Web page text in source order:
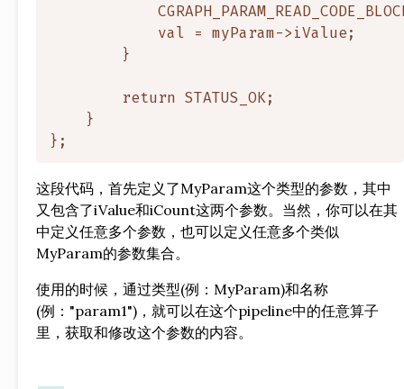
            val = myParam->iValue;
        }
        return STATUS_OK;
    }
这段代码，首先定义了MyParam这个类型的参数，其中
又包含了iValue和iCount这两个参数。当然，你可以在其
中定义任意多个参数，也可以定义任意多个类似
MyParam的参数集合。
使用的时候，通过类型(例：MyParam)和名称
(例："param1")，就可以在这个pipeline中的任意算子
里，获取和修改这个参数的内容。